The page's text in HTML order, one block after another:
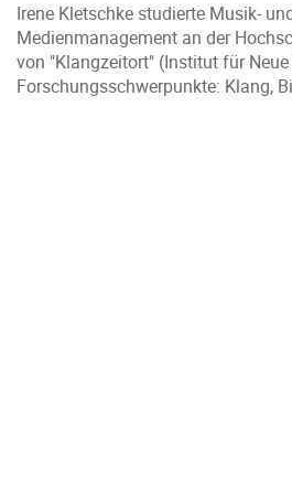
Irene Kletschke studierte Musik-
Medienmanagement an der
von "Klangzeitort" (Institut für
Forschungsschwerpunkte: Klang,